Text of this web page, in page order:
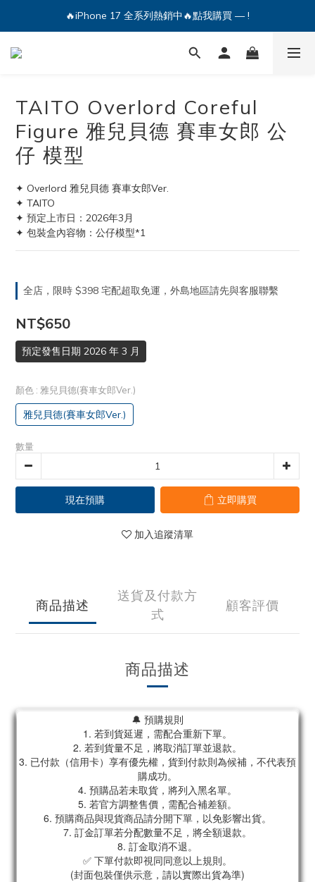
🔥iPhone 17 全系列熱銷中🔥點我購買 — !
🔥iPhone 17 全系列熱銷中🔥點我購買 — !
💕加入Q哥 Line 新好友領優惠券！🎫
TAITO Overlord Coreful
Figure 雅兒貝德 賽車女郎 公
仔 模型
✦ Overlord 雅兒貝德 賽車女郎Ver.
✦ TAITO
✦ 預定上市日：2026年3月
✦ 包裝盒內容物：公仔模型*1
全店，限時 $398 宅配超取免運，外島地區請先與客服聯繫
NT$650
預定發售日期 2026 年 3 月
顏色 : 雅兒貝德(賽車女郎Ver.)
雅兒貝德(賽車女郎Ver.)
數量
現在預購 立即購買
加入追蹤清單
商品描述
送貨及付款方
式
顧客評價
商品描述
🔔 預購規則
1. 若到貨延遲，需配合重新下單。
2. 若到貨量不足，將取消訂單並退款。
3. 已付款（信用卡）享有優先權，貨到付款則為候補，不代表預
購成功。
4. 預購品若未取貨，將列入黑名單。
5. 若官方調整售價，需配合補差額。
6. 預購商品與現貨商品請分開下單，以免影響出貨。
7. 訂金訂單若分配數量不足，將全額退款。
8. 訂金取消不退。
✅ 下單付款即視同同意以上規則。
(封面包裝僅供示意，請以實際出貨為準)